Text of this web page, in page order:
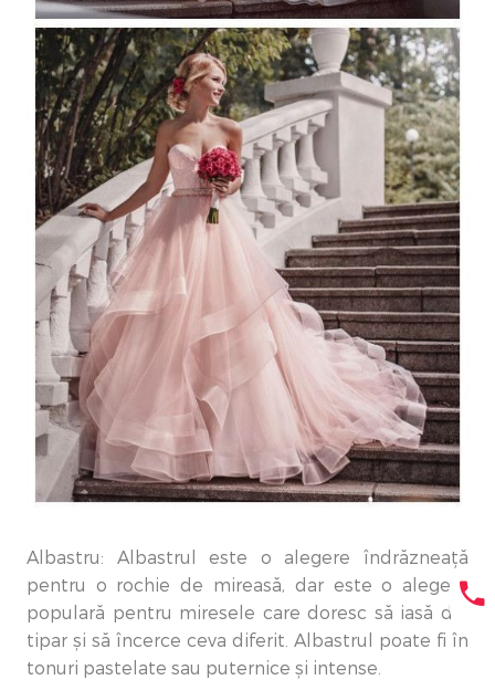
Albastru: Albastrul este o alegere îndrăzneață
pentru o rochie de mireasă, dar este o alegere
populară pentru miresele care doresc să iasă din
tipar și să încerce ceva diferit. Albastrul poate fi în
tonuri pastelate sau puternice și intense.